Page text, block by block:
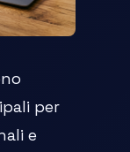
per
e